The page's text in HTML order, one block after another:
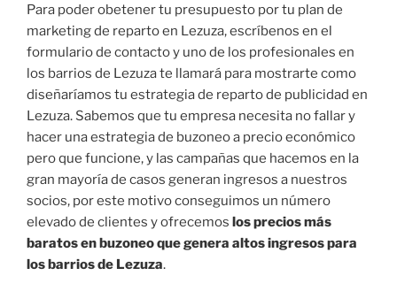
Para poder obetener tu presupuesto por tu plan de
marketing de reparto en Lezuza, escríbenos en el
formulario de contacto y uno de los profesionales en
los barrios de Lezuza te llamará para mostrarte como
diseñaríamos tu estrategia de reparto de publicidad en
Lezuza. Sabemos que tu empresa necesita no fallar y
hacer una estrategia de buzoneo a precio económico
pero que funcione, y las campañas que hacemos en la
gran mayoría de casos generan ingresos a nuestros
socios, por este motivo conseguimos un número
elevado de clientes y ofrecemos los precios más
baratos en buzoneo que genera altos ingresos para
los barrios de Lezuza.